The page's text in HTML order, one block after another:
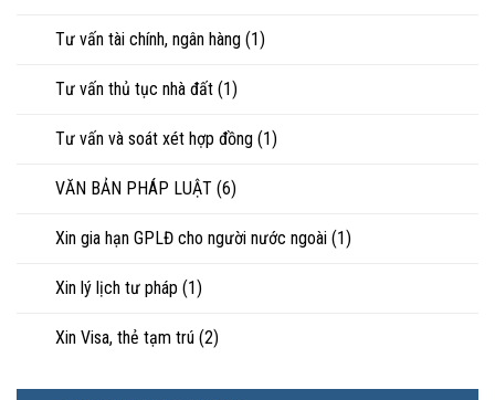
Tư vấn tài chính, ngân hàng (1)
Tư vấn thủ tục nhà đất (1)
Tư vấn và soát xét hợp đồng (1)
VĂN BẢN PHÁP LUẬT (6)
Xin gia hạn GPLĐ cho người nước ngoài (1)
Xin lý lịch tư pháp (1)
Xin Visa, thẻ tạm trú (2)